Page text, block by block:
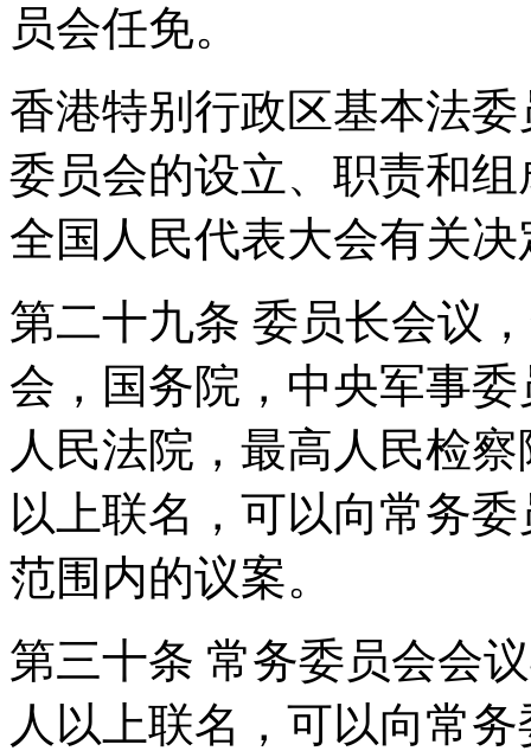
员会任免。
香港特别行政区基本法
委员会的设立、职责和
全国人民代表大会有关
第二十九条 委员长会议
会，国务院，中央军事
人民法院，最高人民检
以上联名，可以向常务
范围内的议案。
第三十条 常务委员会会
人以上联名，可以向常